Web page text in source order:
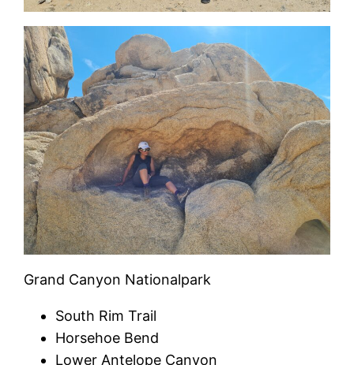
Grand Canyon Nationalpark
South Rim Trail
Horsehoe Bend
Lower Antelope Canyon